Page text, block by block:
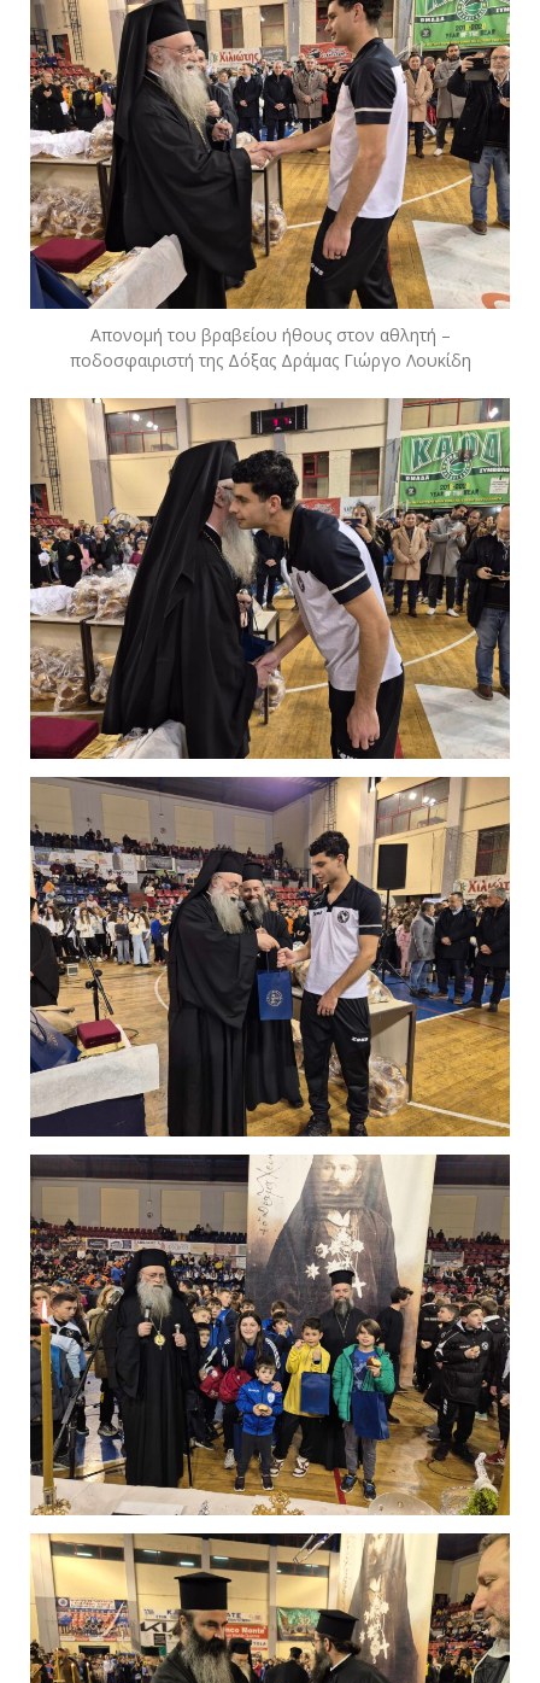
Απονομή του βραβείου ήθους στον αθλητή –
ποδοσφαιριστή της Δόξας Δράμας Γιώργο Λουκίδη